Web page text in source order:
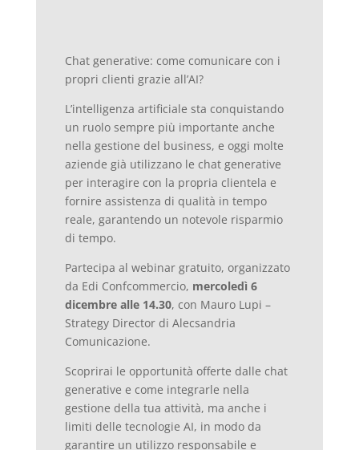
Chat generative: come comunicare con i
propri clienti grazie all’AI?
L’intelligenza artificiale sta conquistando
un ruolo sempre più importante anche
nella gestione del business, e oggi molte
aziende già utilizzano le chat generative
per interagire con la propria clientela e
fornire assistenza di qualità in tempo
reale, garantendo un notevole risparmio
di tempo.
Partecipa al webinar gratuito, organizzato
da Edi Confcommercio, mercoledì 6
dicembre alle 14.30, con Mauro Lupi –
Strategy Director di Alecsandria
Comunicazione.
Scoprirai le opportunità offerte dalle chat
generative e come integrarle nella
gestione della tua attività, ma anche i
limiti delle tecnologie AI, in modo da
garantire un utilizzo responsabile e